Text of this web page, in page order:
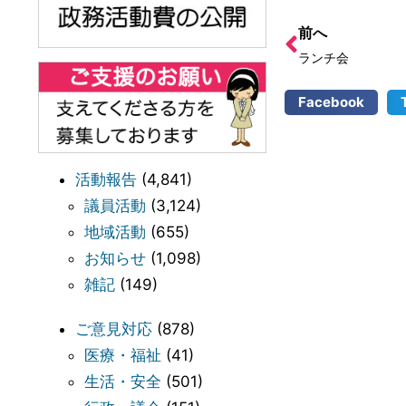
活動報告 (4,841)
議員活動 (3,124)
地域活動 (655)
お知らせ (1,098)
雑記 (149)
ご意見対応 (878)
医療・福祉 (41)
生活・安全 (501)
前へ
ランチ会
Facebook